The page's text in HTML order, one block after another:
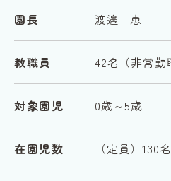
園長 渡邉 恵
教職員 42名（非常勤
対象園児 0歳～5歳
在園児数 （定員）130名